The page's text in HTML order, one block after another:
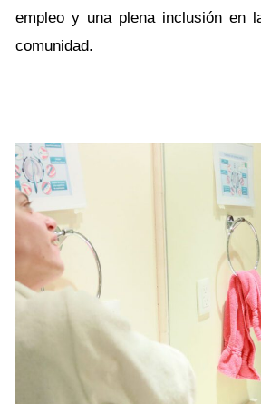
empleo y una plena inclusión en
comunidad.